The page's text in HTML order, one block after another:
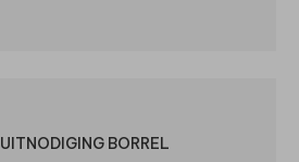
UITNODIGING BORREL